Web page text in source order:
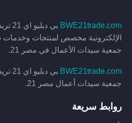
BWE21trade.com
بي
الإلكترونية مخصص لمنتجات
جمعية سيدات الأعمال في مصر 21.
BWE21trade.com
بي
جمعية سيدات أعمال مصر 21.
روابط سريعة